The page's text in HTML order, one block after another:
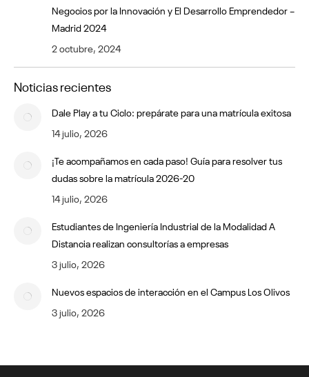
Negocios por la Innovación y El Desarrollo Emprendedor –
Madrid 2024
2 octubre, 2024
Noticias recientes
Dale Play a tu Ciclo: prepárate para una matrícula exitosa
14 julio, 2026
¡Te acompañamos en cada paso! Guía para resolver tus
dudas sobre la matrícula 2026-20
14 julio, 2026
Estudiantes de Ingeniería Industrial de la Modalidad A
Distancia realizan consultorías a empresas
3 julio, 2026
Nuevos espacios de interacción en el Campus Los Olivos
3 julio, 2026